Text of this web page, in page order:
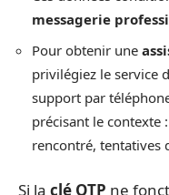
messagerie
Pour obtenir une
privilégiez le service
support par
précisant le contexte
rencontré, tentatives
Si la clé OTP ne